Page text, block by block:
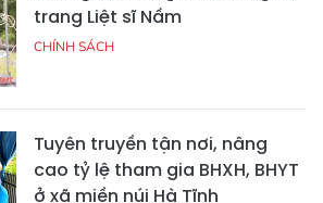
trang Liệt sĩ Nầm
CHÍNH SÁCH
Tuyên truyền tận nơi, nâng
cao tỷ lệ tham gia BHXH, BHYT
ở xã miền núi Hà Tĩnh